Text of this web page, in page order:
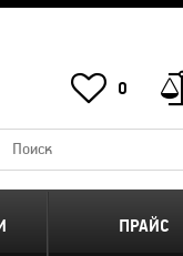
0
ПРАЙС